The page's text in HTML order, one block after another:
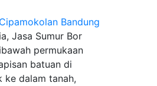
Jasa Sumur Bor
permukaan
batuan di
ke dalam tanah,